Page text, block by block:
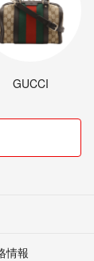
GUCCI
情報